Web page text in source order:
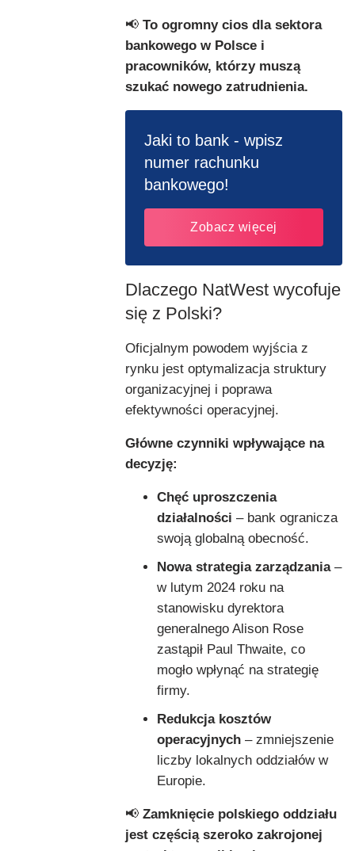
📢 To ogromny cios dla sektora
bankowego w Polsce i
pracowników, którzy muszą
szukać nowego zatrudnienia.
Jaki to bank - wpisz
numer rachunku
bankowego!
Zobacz więcej
Dlaczego NatWest wycofuje
się z Polski?
Oficjalnym powodem wyjścia z
rynku jest optymalizacja struktury
organizacyjnej i poprawa
efektywności operacyjnej.
Główne czynniki wpływające na
decyzję:
Chęć uproszczenia
działalności – bank ogranicza
swoją globalną obecność.
Nowa strategia zarządzania–
w lutym 2024 roku na
stanowisku dyrektora
generalnego Alison Rose
zastąpił Paul Thwaite, co
mogło wpłynąć na strategię
firmy.
Redukcja kosztów
operacyjnych – zmniejszenie
liczby lokalnych oddziałów w
Europie.
📢 Zamknięcie polskiego oddziału
jest częścią szeroko zakrojonej